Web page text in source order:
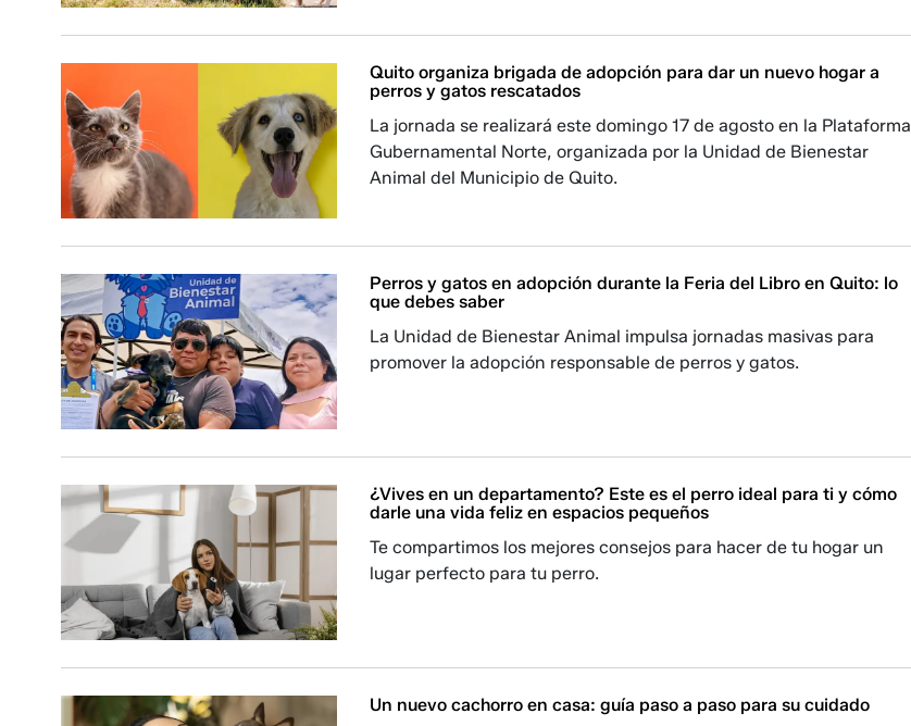
Quito organiza brigada de adopción para dar un nuevo hogar a
perros y gatos rescatados
La jornada se realizará este domingo 17 de agosto en la Plataforma
Gubernamental Norte, organizada por la Unidad de Bienestar
Animal del Municipio de Quito.
Perros y gatos en adopción durante la Feria del Libro en Quito: lo
que debes saber
La Unidad de Bienestar Animal impulsa jornadas masivas para
promover la adopción responsable de perros y gatos.
¿Vives en un departamento? Este es el perro ideal para ti y cómo
darle una vida feliz en espacios pequeños
Te compartimos los mejores consejos para hacer de tu hogar un
lugar perfecto para tu perro.
Un nuevo cachorro en casa: guía paso a paso para su cuidado